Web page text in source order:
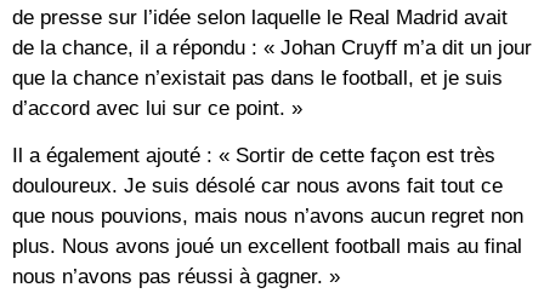
de presse sur l’idée selon laquelle le Real Madrid avait
de la chance, il a répondu : « Johan Cruyff m’a dit un jour
que la chance n’existait pas dans le football, et je suis
d’accord avec lui sur ce point. »
Il a également ajouté : « Sortir de cette façon est très
douloureux. Je suis désolé car nous avons fait tout ce
que nous pouvions, mais nous n’avons aucun regret non
plus. Nous avons joué un excellent football mais au final
nous n’avons pas réussi à gagner. »